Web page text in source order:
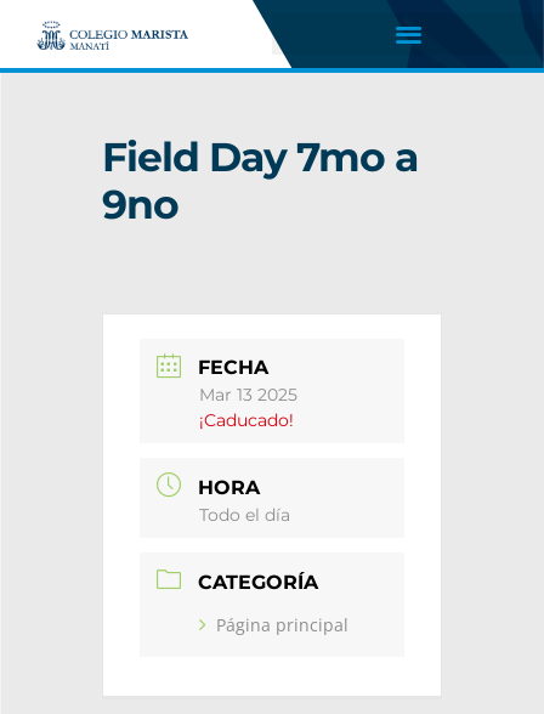
Field Day 7mo a
9no
FECHA
Mar 13 2025
¡Caducado!
HORA
Todo el día
CATEGORÍA
Página principal